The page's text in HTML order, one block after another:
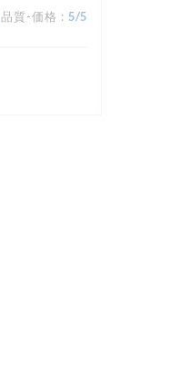
品質-価格 : 5/5